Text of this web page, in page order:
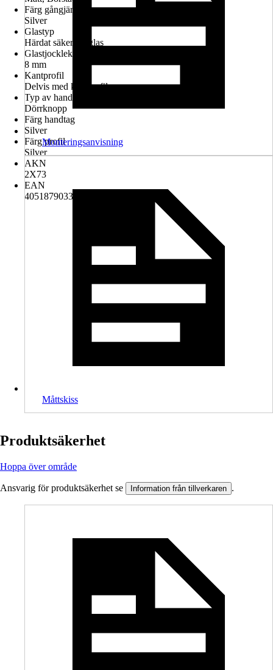
Färg gångjärn
Silver
Glastyp
Härdat säkerhetsglas
Glastjocklek
8 mm
Kantprofil
Delvis med kantprofil
Typ av handtag
Dörrknopp
Färg handtag
Silver
Färg profil
Silver
AKN
2X73
EAN
4051879033275
Monteringsanvisning
Måttskiss
Produktsäkerhet
Hoppa över område
Ansvarig för produktsäkerhet se Information från tillverkaren .